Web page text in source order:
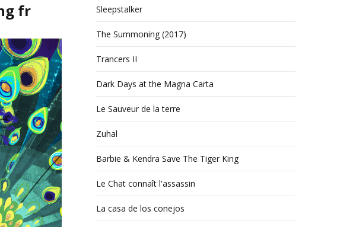
fr Sleepstalker
The Summoning (2017)
Trancers II
Dark Days at the Magna Carta
Le Sauveur de la terre
Zuhal
Barbie & Kendra Save The Tiger King
Le Chat connaît l'assassin
La casa de los conejos